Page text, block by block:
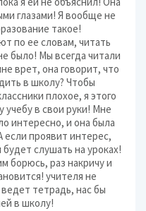
глазами! Я вообще не
такое!
по ее словам, читать
было! Мы всегда читали
врет, она говорит, что
в школу? Чтобы
плохое, я этого
учебу в свои руки! Мне
интересно, и она была
проявит интерес,
слушать на уроках!
борюсь, раз накричу и
учителя не
тетрадь, нас бы
в школу!